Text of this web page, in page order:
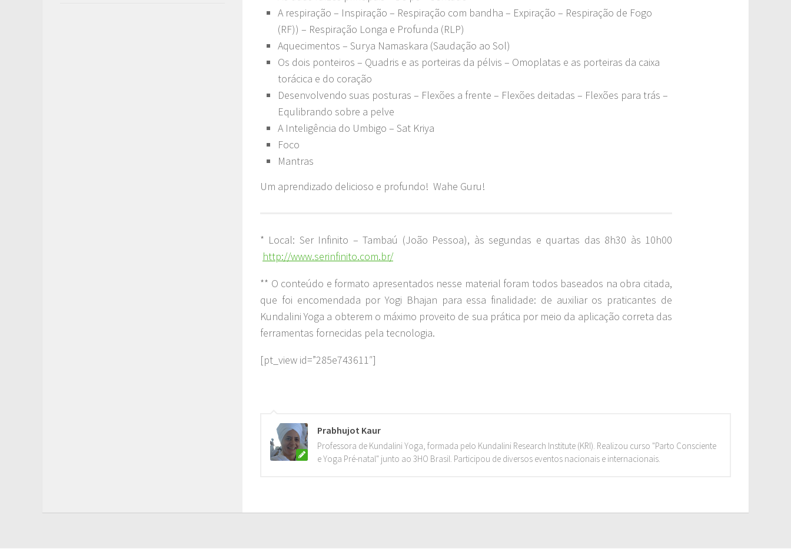
A respiração – Inspiração – Respiração com bandha – Expiração – Respiração de Fogo
(RF)) – Respiração Longa e Profunda (RLP)
Aquecimentos – Surya Namaskara (Saudação ao Sol)
Os dois ponteiros – Quadris e as porteiras da pélvis – Omoplatas e as porteiras da caixa
torácica e do coração
Desenvolvendo suas posturas – Flexões a frente – Flexões deitadas – Flexões para trás –
Equlibrando sobre a pelve
A Inteligência do Umbigo – Sat Kriya
Foco
Mantras
Um aprendizado delicioso e profundo! Wahe Guru!
* Local: Ser Infinito – Tambaú (João Pessoa), às segundas e quartas das 8h30 às 10h00
http://www.serinfinito.com.br/
** O conteúdo e formato apresentados nesse material foram todos baseados na obra citada,
que foi encomendada por Yogi Bhajan para essa finalidade: de auxiliar os praticantes de
Kundalini Yoga a obterem o máximo proveito de sua prática por meio da aplicação correta das
ferramentas fornecidas pela tecnologia.
[pt_view id=”285e743611″]
Prabhujot Kaur
Professora de Kundalini Yoga, formada pelo Kundalini Research Institute (KRI). Realizou curso "Parto Consciente
e Yoga Pré-natal" junto ao 3HO Brasil. Participou de diversos eventos nacionais e internacionais.